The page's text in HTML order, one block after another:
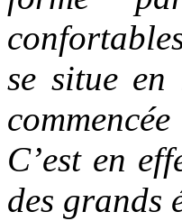
se situe en
C’est en
des grands